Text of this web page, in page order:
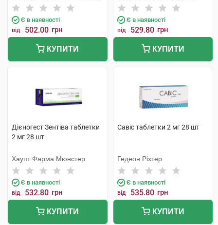
Є в наявності
від 502.00 грн
КУПИТИ
Белджіум
Є в наявності
від 529.80 грн
КУПИТИ
Дієногест Зентіва таблетки
2 мг 28 шт
Хаупт Фарма Мюнстер
Є в наявності
від 532.80 грн
КУПИТИ
Савіс таблетки 2 мг 28 шт
Гедеон Ріхтер
Є в наявності
від 535.80 грн
КУПИТИ